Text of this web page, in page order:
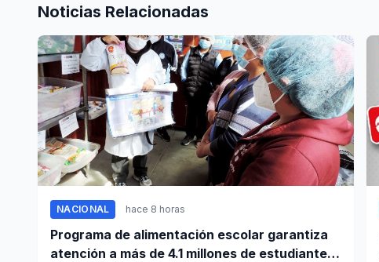
Noticias Relacionadas
NACIONAL hace 8 horas
Programa de alimentación escolar garantiza
atención a más de 4.1 millones de estudiantes